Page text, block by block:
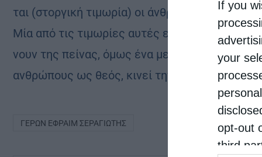
If you
your
opt-out
third
ται (στορ­γι­κή τι­μω­ρία) οι άν­θρω­ποι αυ­τοί,
Μία από τις τι­μω­ρί­ες αυ­τές εί­ναι, ότι πολ­λά
νουν της πεί­νας, όμως ένα με­γά­λο μέ­ρος
αν­θρώ­πους ως θεός, κι­νεί την αγα­νά­κτη­ση
ΓΈΡΩΝ ΕΦΡΑΊΜ ΣΕΡΑΓΙΏΤΗΣ